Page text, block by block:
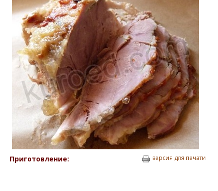
Приготовление: версия для печати